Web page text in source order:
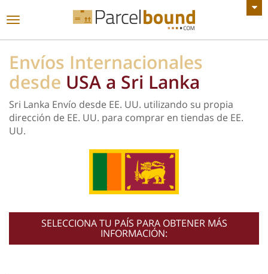
VER TODOS LOS ANUNCIOS
Navegación
Envíos Internacionales
desde USA a Sri Lanka
Sri Lanka Envío desde EE. UU. utilizando su propia
dirección de EE. UU. para comprar en tiendas de EE.
UU.
SELECCIONA TU PAÍS PARA OBTENER MÁS
INFORMACIÓN: